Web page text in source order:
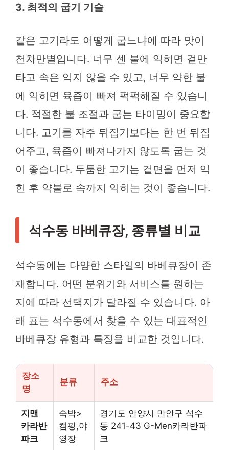
3. 최적의 굽기 기술
같은 고기라도 어떻게 굽느냐에 따라 맛이
천차만별입니다. 너무 센 불에 익히면 겉만
타고 속은 익지 않을 수 있고, 너무 약한 불
에 익히면 육즙이 빠져 퍽퍽해질 수 있습니
다. 적절한 불 조절과 굽는 타이밍이 중요합
니다. 고기를 자주 뒤집기보다는 한 번 뒤집
어주고, 육즙이 빠져나가지 않도록 굽는 것
이 좋습니다. 두툼한 고기는 겉면을 먼저 익
힌 후 약불로 속까지 익히는 것이 좋습니다.
석수동 바베큐장, 종류별 비교
석수동에는 다양한 스타일의 바베큐장이 존
재합니다. 어떤 분위기와 서비스를 원하는
지에 따라 선택지가 달라질 수 있습니다. 아
래 표는 석수동에서 찾을 수 있는 대표적인
바베큐장 유형과 특징을 비교한 것입니다.
장소
명
분류 주소
지맨
카라반
파크
숙박>
캠핑,야
영장
경기도 안양시 만안구 석수
동 241-43 G-Men카라반파
크